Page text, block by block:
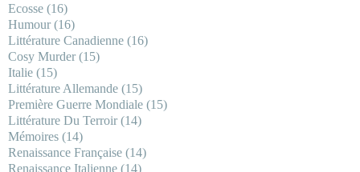
Ecosse (16)
Humour(16)
Littérature Canadienne (16)
Cosy Murder(15)
Italie (15)
Littérature Allemande (15)
Première Guerre Mondiale (15)
Littérature Du Terroir(14)
Mémoires (14)
Renaissance Française (14)
Renaissance Italienne (14)